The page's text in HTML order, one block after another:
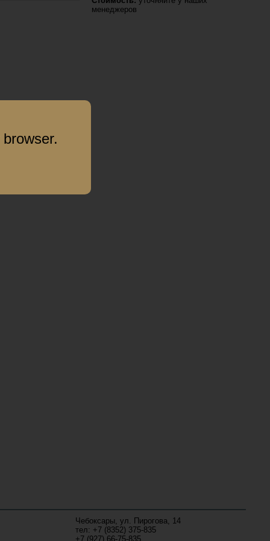
менеджеров
Чебоксары, ул. Пирогова, 14
тел: +7 (8352) 375-835
+7 (927) 66-75-835